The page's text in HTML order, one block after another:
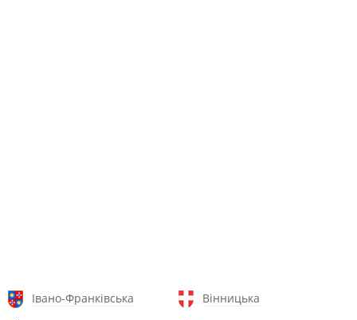
Івано-Франківська
Вінницька